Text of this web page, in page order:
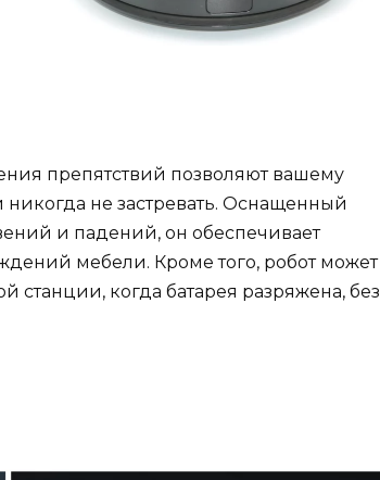
препятствий позволяют вашему
не застревать. Оснащенный
и падений, он обеспечивает
мебели. Кроме того, робот может
станции, когда батарея разряжена, без